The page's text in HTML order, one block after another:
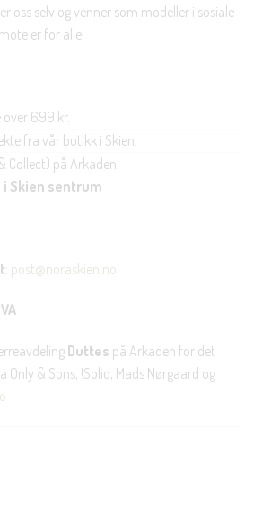
oss selv og venner som modeller i sosiale
er for alle!
699 kr.
fra vår butikk i Skien.
Collect) på Arkaden.
i Skien sentrum
: post@noraskien.no
Duttes på Arkaden for det
Only & Sons, !Solid, Mads Nørgaard og